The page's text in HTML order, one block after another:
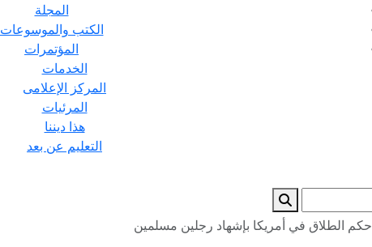
المجلة
الكتب والموسوعات
المؤتمرات
الخدمات
المركز الإعلامى
المرئيات
هذا ديننا
التعليم عن بعد
حكم الطلاق في أمريكا بإشهاد رجلين مسلمين